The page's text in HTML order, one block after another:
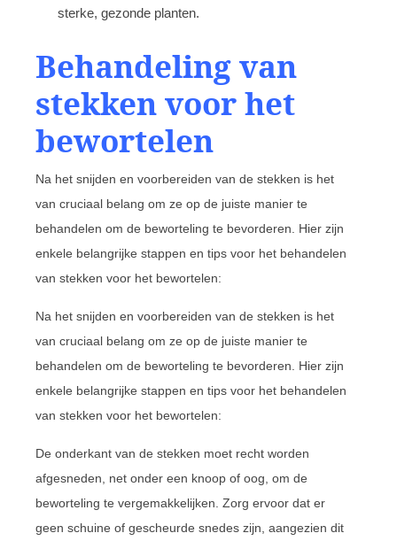
sterke, gezonde planten.
Behandeling van
stekken voor het
bewortelen
Na het snijden en voorbereiden van de stekken is het
van cruciaal belang om ze op de juiste manier te
behandelen om de beworteling te bevorderen. Hier zijn
enkele belangrijke stappen en tips voor het behandelen
van stekken voor het bewortelen:
Na het snijden en voorbereiden van de stekken is het
van cruciaal belang om ze op de juiste manier te
behandelen om de beworteling te bevorderen. Hier zijn
enkele belangrijke stappen en tips voor het behandelen
van stekken voor het bewortelen:
De onderkant van de stekken moet recht worden
afgesneden, net onder een knoop of oog, om de
beworteling te vergemakkelijken. Zorg ervoor dat er
geen schuine of gescheurde snedes zijn, aangezien dit